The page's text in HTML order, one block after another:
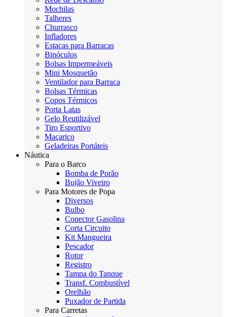
Mochilas
Talheres
Churrasco
Infladores
Estacas para Barracas
Binóculos
Bolsas Impermeáveis
Mini Mosquetão
Ventilador para Barraca
Bolsas Térmicas
Copos Térmicos
Porta Latas
Gelo Reutilizável
Tiro Esportivo
Maçarico
Geladeiras Portáteis
Náutica
Para o Barco
Bomba de Porão
Bujão Viveiro
Para Motores de Popa
Diversos
Bulbo
Conector Gasolina
Corta Circuito
Kit Mangueira
Pescador
Rotor
Registro
Tampa do Tanque
Transf. Combustível
Orelhão
Puxador de Partida
Para Carretas